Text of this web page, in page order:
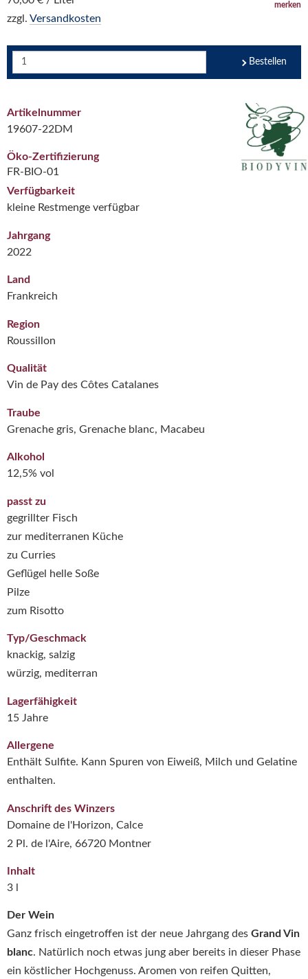
Der Wein
Ganz frisch eingetroffen ist der neue Jahrgang des Grand Vin
blanc. Natürlich noch etwas jung aber bereits in dieser Phase
ein köstlicher Hochgenuss. Aromen von reifen Quitten,
zzgl. Versandkosten
merken
Bestellen
Artikelnummer
19607-22DM
Öko-Zertifizierung
FR-BIO-01
Verfügbarkeit
kleine Restmenge verfügbar
Jahrgang
2022
Land
Frankreich
Region
Roussillon
Qualität
Vin de Pay des Côtes Catalanes
Traube
Grenache gris, Grenache blanc, Macabeu
Alkohol
12,5% vol
passt zu
gegrillter Fisch
zur mediterranen Küche
zu Curries
Geflügel helle Soße
Pilze
zum Risotto
Typ/Geschmack
knackig, salzig
würzig, mediterran
Lagerfähigkeit
15 Jahre
Allergene
Enthält Sulfite. Kann Spuren von Eiweiß, Milch und Gelatine
enthalten.
Anschrift des Winzers
Domaine de l'Horizon, Calce
2 Pl. de l'Aire, 66720 Montner
Inhalt
3 l